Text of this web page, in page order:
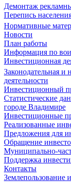
Демонтаж
Перепись
Нормативные
Новости
План работы
Информация по
Инвестиционная
Законодательная и
деятельности
Инвестиционный
Статистические
городе Владимире
Инвестиционные
Реализованные
Предложения для
Обращение
Муниципально-
Поддержка
Контакты
Землепользование